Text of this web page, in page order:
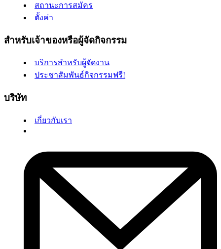
สถานะการสมัคร
ตั้งค่า
สำหรับเจ้าของหรือผู้จัดกิจกรรม
บริการสำหรับผู้จัดงาน
ประชาสัมพันธ์กิจกรรมฟรี!
บริษัท
เกี่ยวกับเรา